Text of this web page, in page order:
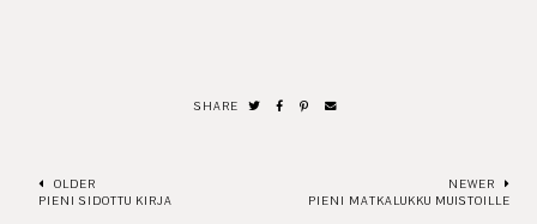
SHARE
OLDER
PIENI SIDOTTU KIRJA
NEWER
PIENI MATKALUKKU MUISTOILLE